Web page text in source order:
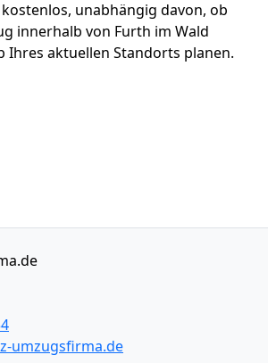
unabhängig davon, ob
innerhalb von Furth im Wald
Ihres aktuellen Standorts planen.
umzugsfirma.de